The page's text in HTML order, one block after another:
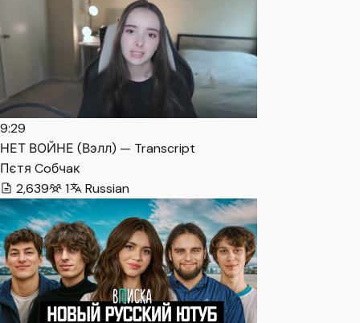
9:29
НЕТ ВОЙНЕ (Вэлл) — Transcript
Пєтя Coбчaк
2,639
1 Russian